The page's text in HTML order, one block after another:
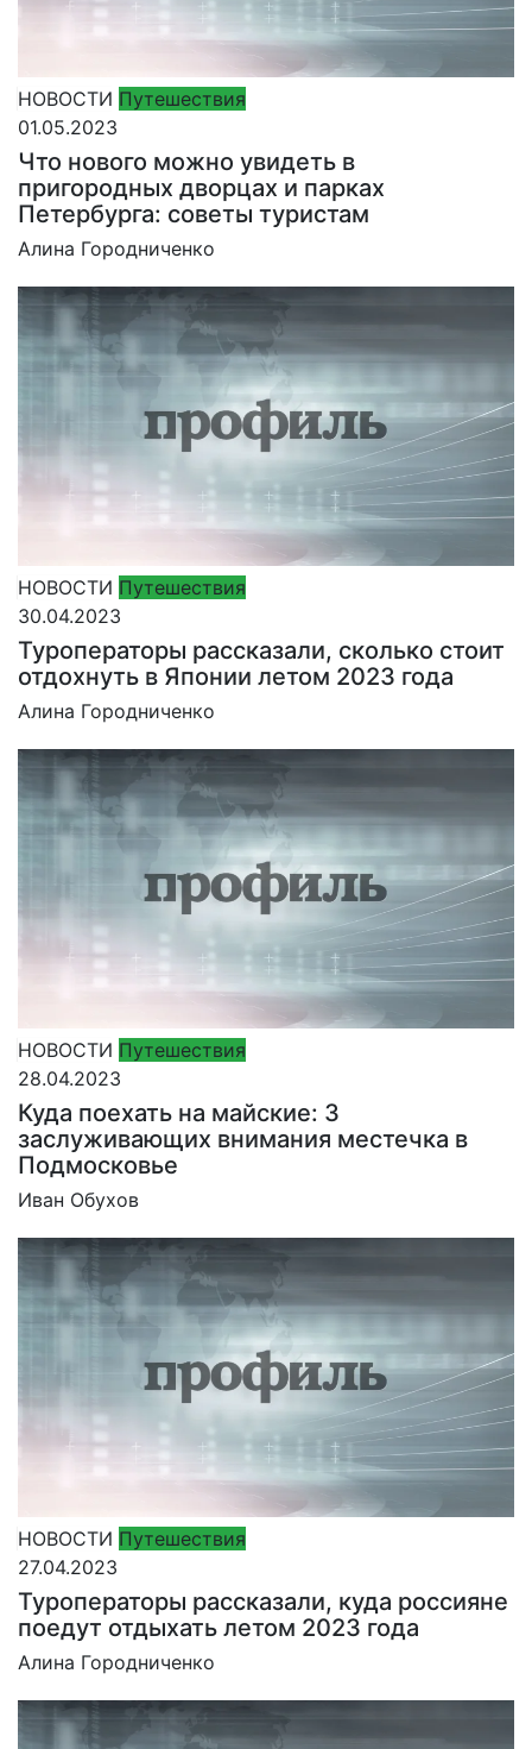
НОВОСТИ Путешествия
01.05.2023
Что нового можно увидеть в
пригородных дворцах и парках
Петербурга: советы туристам
Алина Городниченко
НОВОСТИ Путешествия
30.04.2023
Туроператоры рассказали, сколько стоит
отдохнуть в Японии летом 2023 года
Алина Городниченко
НОВОСТИ Путешествия
28.04.2023
Куда поехать на майские: 3
заслуживающих внимания местечка в
Подмосковье
Иван Обухов
НОВОСТИ Путешествия
27.04.2023
Туроператоры рассказали, куда россияне
поедут отдыхать летом 2023 года
Алина Городниченко